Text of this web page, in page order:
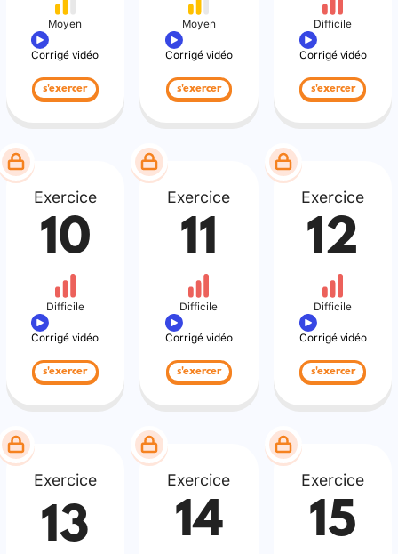
Moyen
Corrigé vidéo
s'exercer
Moyen
Corrigé vidéo
s'exercer
Difficile
Corrigé vidéo
s'exercer
Exercice
10
Difficile
Corrigé vidéo
s'exercer
Exercice
11
Difficile
Corrigé vidéo
s'exercer
Exercice
12
Difficile
Corrigé vidéo
s'exercer
Exercice
13
Exercice
14
Exercice
15